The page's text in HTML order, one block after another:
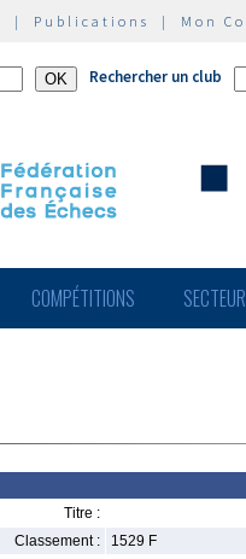
| Publications | Mon
Rechercher un club
COMPÉTITIONS
Titre :
Classement :
1529 F